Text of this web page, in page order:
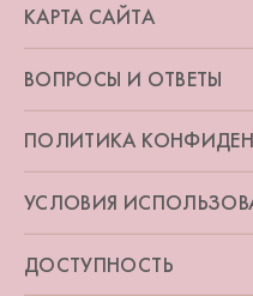
КАРТА САЙТА
ВОПРОСЫ И ОТВЕТЫ
ПОЛИТИКА
УСЛОВИЯ
ДОСТУПНОСТЬ